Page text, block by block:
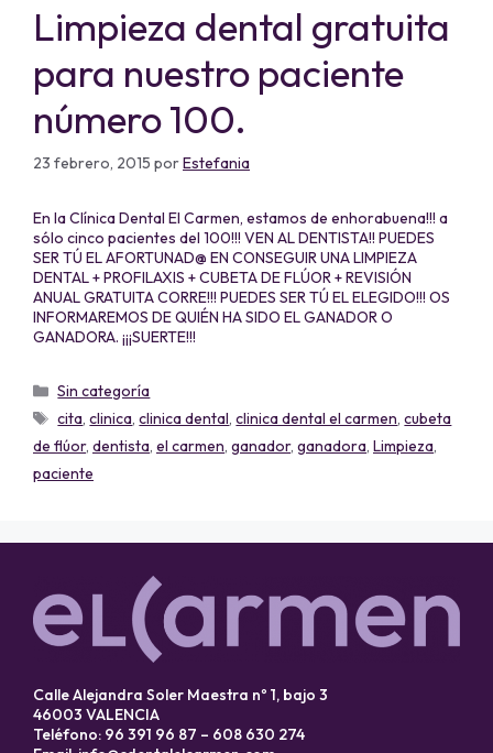
Limpieza dental gratuita
para nuestro paciente
número 100.
23 febrero, 2015 porEstefania
En la Clínica Dental El Carmen, estamos de enhorabuena!!! a
sólo cinco pacientes del 100!!! VEN AL DENTISTA!! PUEDES
SER TÚ EL AFORTUNAD@ EN CONSEGUIR UNA LIMPIEZA
DENTAL + PROFILAXIS + CUBETA DE FLÚOR + REVISIÓN
ANUAL GRATUITA CORRE!!! PUEDES SER TÚ EL ELEGIDO!!! OS
INFORMAREMOS DE QUIÉN HA SIDO EL GANADOR O
GANADORA. ¡¡¡SUERTE!!!
Sin categoría
cita,clinica,clinica dental,clinica dental el carmen,cubeta
de flúor, dentista, el carmen, ganador, ganadora, Limpieza,
paciente
Calle Alejandra Soler Maestra nº 1, bajo 3
46003 VALENCIA
Teléfono: 96 391 96 87 – 608 630 274